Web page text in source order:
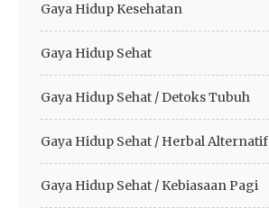
Gaya Hidup Kesehatan
Gaya Hidup Sehat
Gaya Hidup Sehat / Detoks Tubuh
Gaya Hidup Sehat / Herbal Alternatif
Gaya Hidup Sehat / Kebiasaan Pagi